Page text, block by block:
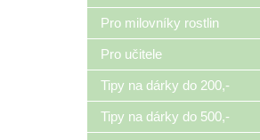
Pro milovníky rostlin
Pro učitele
Tipy na dárky do 200,-
Tipy na dárky do 500,-